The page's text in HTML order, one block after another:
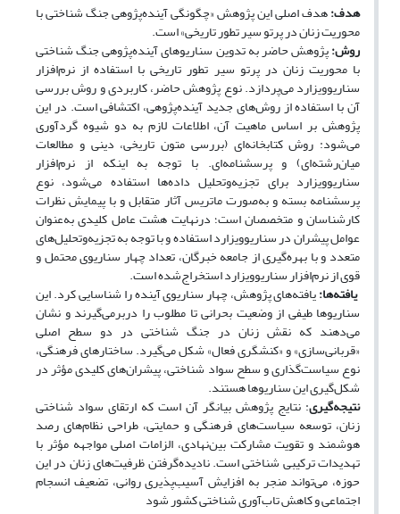
هدف:هدف اصلی این پژوهش «چگونگی آینده‌پژوهی جنگ شناختی با
محوریت زنان در پرتو سیر تطور تاریخی» است.
روش:پژوهش حاضر به تدوین سناریوهای آینده‌پژوهی جنگ شناختی
با محوریت زنان در پرتو سیر تطور تاریخی با استفاده از نرم‌افزار
سناریوویزارد می‌پردازد. نوع پژوهش حاضر، کاربردی و روش بررسی
آن با استفاده از روش‌های جدید آینده‌پژوهی، اکتشافی است. در این
پژوهش بر اساس ماهیت آن، اطلاعات لازم به دو شیوه گردآوری
می‌شود: روش کتابخانه‌ای(بررسی متون تاریخی، دینی و مطالعات
میان‌رشته‌ای) و پرسشنامه‌ای. با توجه به اینکه از نرم‌افزار
سناریوویزارد برای تجزیه‌وتحلیل داده‌ها استفاده می‌شود، نوع
پرسشنامه بسته و به‌صورت ماتریس آثار متقابل و با پیمایش نظرات
کارشناسان و متخصصان است؛ درنهایت هشت عامل کلیدی به‌عنوان
عوامل پیشران در سناریوویزارد استفاده و با توجه به تجزیه‌وتحلیل‌های
متعدد و با بهره‌گیری از جامعه خبرگان، تعداد چهار سناریوی محتمل و
قوی از نرم‌افزار سناریوویزارد استخراج‌شده است.
یافته‌ها:یافته‌های پژوهش، چهار سناریوی آینده را شناسایی کرد. این
سناریوها طیفی از وضعیت بحرانی تا مطلوب را دربرمی‌گیرند و نشان
می‌دهند که نقش زنان در جنگ شناختی در دو سطح اصلی
«قربانی‌سازی» و «کنشگری فعال» شکل می‌گیرد. ساختارهای فرهنگی،
نوع سیاست‌گذاری و سطح سواد شناختی، پیشران‌های کلیدی مؤثر در
شکل‌گیری این سناریوها هستند.
نتیجه‌گیری: نتایج پژوهش بیانگر آن است که ارتقای سواد شناختی
زنان، توسعه سیاست‌های فرهنگی و حمایتی، طراحی نظام‌های رصد
هوشمند و تقویت مشارکت بین‌نهادی، الزامات اصلی مواجهه مؤثر با
تهدیدات ترکیبی شناختی است. نادیده‌گرفتن ظرفیت‌های زنان در این
حوزه، می‌تواند منجر به افزایش آسیب‌پذیری روانی، تضعیف انسجام
اجتماعی و کاهش تاب‌آوری شناختی کشور شود